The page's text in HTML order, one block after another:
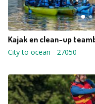
Kajak en clean-up
City to ocean - 27050